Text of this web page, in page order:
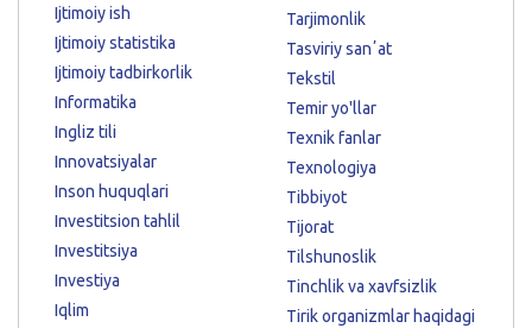
Ijtimoiy ish
Ijtimoiy statistika
Ijtimoiy tadbirkorlik
Informatika
Ingliz tili
Innovatsiyalar
Inson huquqlari
Investitsion tahlil
Investitsiya
Investiya
Iqlim
Tarjimonlik
Tasviriy sanʼat
Tekstil
Temir yo'llar
Texnik fanlar
Texnologiya
Tibbiyot
Tijorat
Tilshunoslik
Tinchlik va xavfsizlik
Tirik organizmlar haqidagi